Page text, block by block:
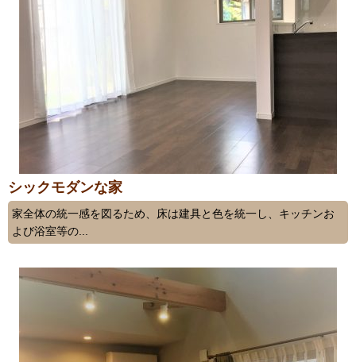
シックモダンな家
家全体の統一感を図るため、床は建具と色を統一し、キッチンお
よび浴室等の...